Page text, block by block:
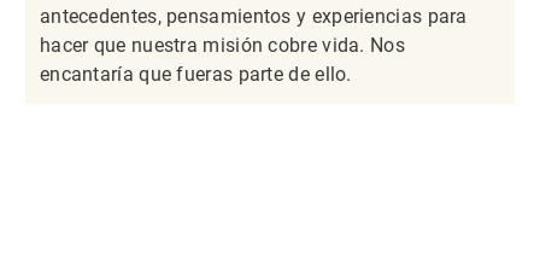
antecedentes, pensamientos y experiencias para
hacer que nuestra misión cobre vida. Nos
encantaría que fueras parte de ello.